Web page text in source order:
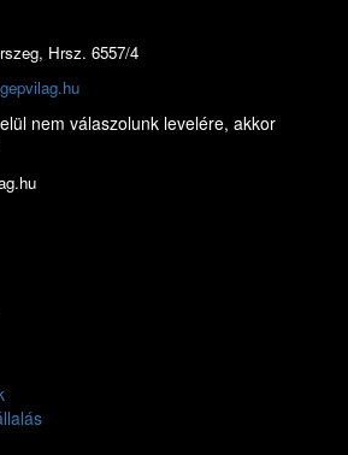
Hrsz. 6557/4
nem válaszolunk levelére, akkor